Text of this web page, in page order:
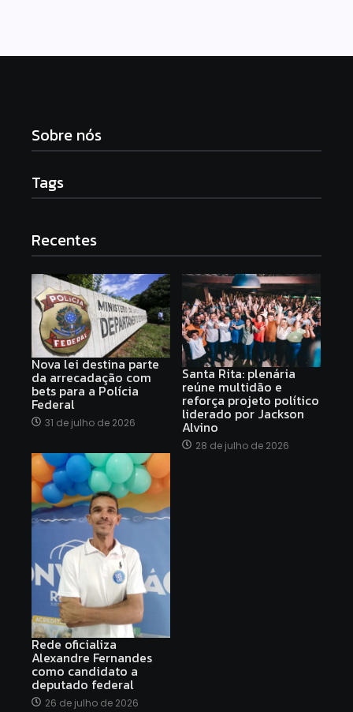
Sobre nós
Tags
Recentes
Nova lei destina parte
da arrecadação com
bets para a Polícia
Federal
31 de julho de 2026
Santa Rita: plenária
reúne multidão e
reforça projeto político
liderado por Jackson
Alvino
28 de julho de 2026
Rede oficializa
Alexandre Fernandes
como candidato a
deputado federal
26 de julho de 2026